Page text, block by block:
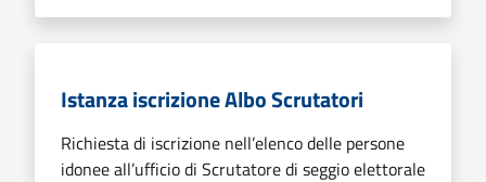
Istanza iscrizione Albo Scrutatori
Richiesta di iscrizione nell’elenco delle persone
idonee all’ufficio di Scrutatore di seggio elettorale